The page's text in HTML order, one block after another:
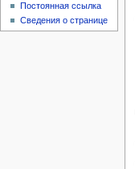
Постоянная ссылка
Сведения о странице